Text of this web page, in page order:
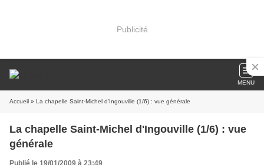
Publicité
MENU
Accueil » La chapelle Saint-Michel d'Ingouville (1/6) : vue générale
La chapelle Saint-Michel d'Ingouville (1/6) : vue
générale
Publié le 19/01/2009 à 23:49